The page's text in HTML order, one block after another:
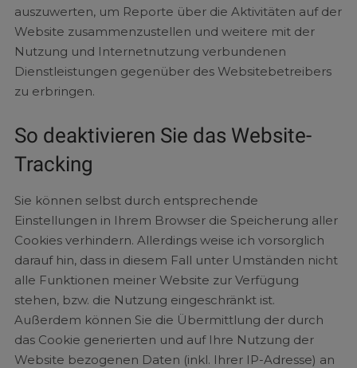
auszuwerten, um Reporte über die Aktivitäten auf der
Website zusammenzustellen und weitere mit der
Nutzung und Internetnutzung verbundenen
Dienstleistungen gegenüber des Websitebetreibers
zu erbringen.
So deaktivieren Sie das Website-
Tracking
Sie können selbst durch entsprechende
Einstellungen in Ihrem Browser die Speicherung aller
Cookies verhindern. Allerdings weise ich vorsorglich
darauf hin, dass in diesem Fall unter Umständen nicht
alle Funktionen meiner Website zur Verfügung
stehen, bzw. die Nutzung eingeschränkt ist.
Außerdem können Sie die Übermittlung der durch
das Cookie generierten und auf Ihre Nutzung der
Website bezogenen Daten (inkl. Ihrer IP-Adresse) an